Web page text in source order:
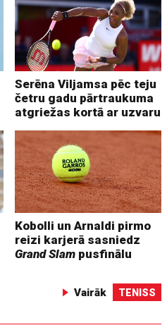
Serēna Viljamsa pēc teju
četru gadu pārtraukuma
atgriežas kortā ar uzvaru
Kobolli un Arnaldi pirmo
reizi karjerā sasniedz
Grand Slam pusfinālu
Vairāk TENISS